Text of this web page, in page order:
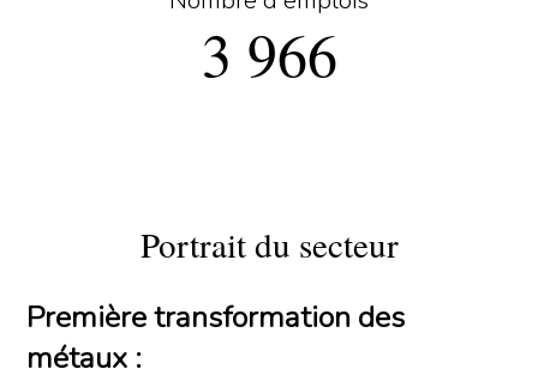
3 966
Portrait du secteur
Première transformation des
métaux :